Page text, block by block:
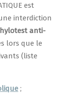
est
interdiction
anti-
lors que le
(liste
;